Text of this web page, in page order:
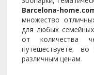
Barcelona-
множество
для любых
от количества
путешествуете,
различным ценам.